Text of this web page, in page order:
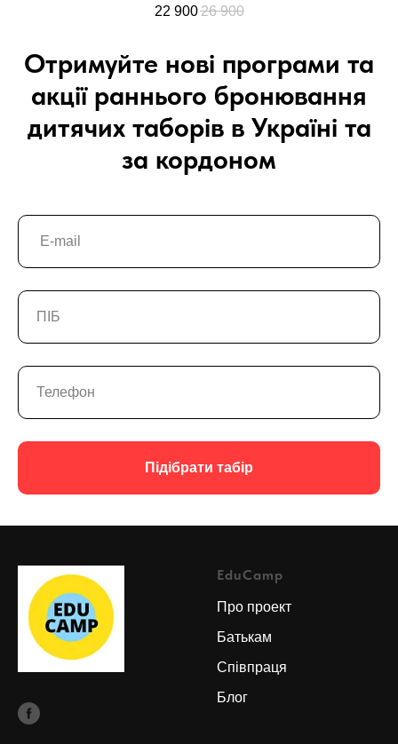
22 90026 900
Отримуйте нові програми та
акції раннього бронювання
дитячих таборів в Україні та
за кордоном
Підібрати табір
EduCamp
Про проект
Батькам
Співпраця
Блог